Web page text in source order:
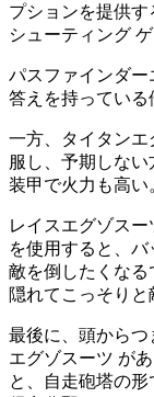
プションを提供
シューティング
パスファインダー
答えを持っている
一方、タイタン
服し、予期しな
装甲で火力も高い
レイスエグゾス
を使用すると、
敵を倒したくなる
隠れてこっそりと
最後に、頭からつ
エグゾスーツ が
と、自走砲塔の